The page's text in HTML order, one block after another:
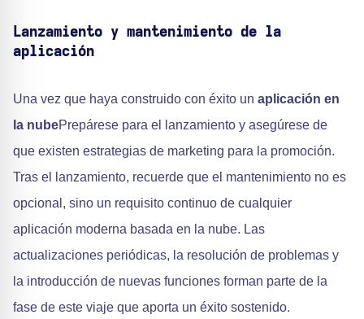
Lanzamiento y mantenimiento de la
aplicación
Una vez que haya construido con éxito un aplicación en
la nubePrepárese para el lanzamiento y asegúrese de
que existen estrategias de marketing para la promoción.
Tras el lanzamiento, recuerde que el mantenimiento no es
opcional, sino un requisito continuo de cualquier
aplicación moderna basada en la nube. Las
actualizaciones periódicas, la resolución de problemas y
la introducción de nuevas funciones forman parte de la
fase de este viaje que aporta un éxito sostenido.